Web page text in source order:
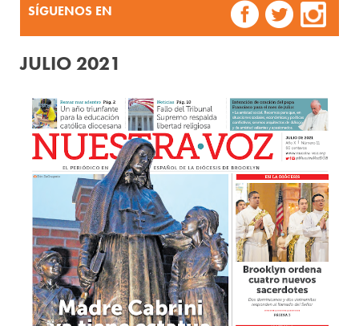
SÍGUENOS EN
JULIO 2021